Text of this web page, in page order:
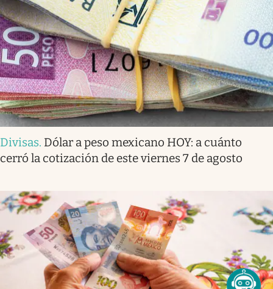
Divisas. Dólar a peso mexicano HOY: a cuánto
cerró la cotización de este viernes 7 de agosto